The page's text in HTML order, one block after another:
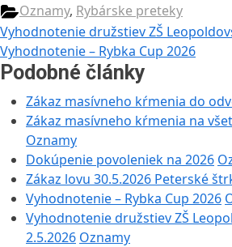
Oznamy, Rybárske preteky
Navigácia
v
článku
Previous
Post:
Vyhodnotenie družstiev ZŠ
Next
Post:
Vyhodnotenie – Rybka Cup 2026
Podobné články
Zákaz masívneho kŕmenia do
Zákaz masívneho kŕmenia na
Oznamy
Dokúpenie povoleniek na 2026
Zákaz lovu 30.5.2026 Peterské
Vyhodnotenie – Rybka Cup 2026
Vyhodnotenie družstiev ZŠ
2.5.2026 Oznamy